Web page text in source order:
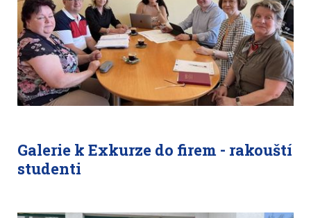
Galerie k Exkurze do firem - rakouští
studenti